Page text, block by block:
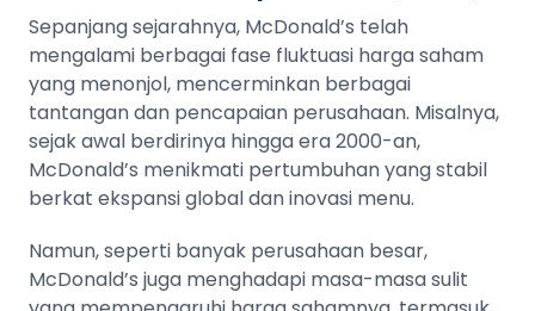
Sepanjang sejarahnya, McDonald’s telah
mengalami berbagai fase fluktuasi harga saham
yang menonjol, mencerminkan berbagai
tantangan dan pencapaian perusahaan. Misalnya,
sejak awal berdirinya hingga era 2000-an,
McDonald’s menikmati pertumbuhan yang stabil
berkat ekspansi global dan inovasi menu.
Namun, seperti banyak perusahaan besar,
McDonald’s juga menghadapi masa-masa sulit